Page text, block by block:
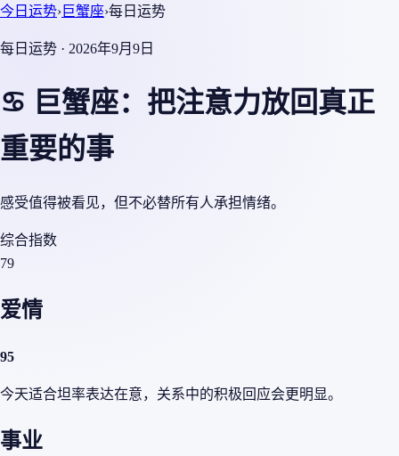
今日运势›巨蟹座›每日运势
每日运势 · 2026年9月9日
♋ 巨蟹座：把注意力放回真正
重要的事
感受值得被看见，但不必替所有人承担情绪。
综合指数
79
爱情
95
今天适合坦率表达在意，关系中的积极回应会更明显。
事业